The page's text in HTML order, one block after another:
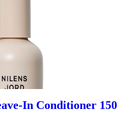
In Conditioner 150